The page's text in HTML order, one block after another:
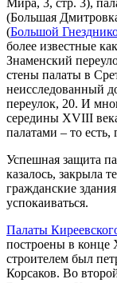
(Большая
(Большой
более известные как
Знаменский
стены палаты в
неисследованный
переулок, 20. И
середины XVIII
палатами – то
Успешная защита
казалось, закрыла
гражданские
успокаиваться.
Палаты
построены в конце
строителем был
Корсаков. Во